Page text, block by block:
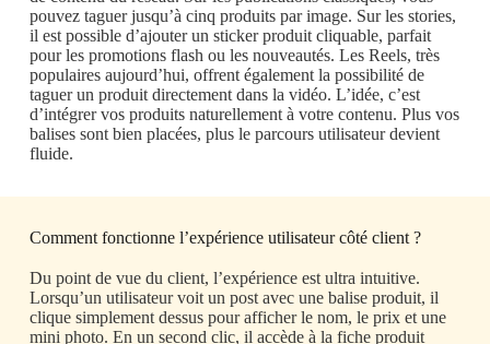
pouvez taguer jusqu’à cinq produits par image. Sur les stories,
il est possible d’ajouter un sticker produit cliquable, parfait
pour les promotions flash ou les nouveautés. Les Reels, très
populaires aujourd’hui, offrent également la possibilité de
taguer un produit directement dans la vidéo. L’idée, c’est
d’intégrer vos produits naturellement à votre contenu. Plus vos
balises sont bien placées, plus le parcours utilisateur devient
fluide.
Comment fonctionne l’expérience utilisateur côté client ?
Du point de vue du client, l’expérience est ultra intuitive.
Lorsqu’un utilisateur voit un post avec une balise produit, il
clique simplement dessus pour afficher le nom, le prix et une
mini photo. En un second clic, il accède à la fiche produit